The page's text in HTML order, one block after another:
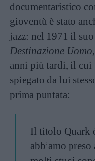
documentaristico
gioventù è stato
jazz: nel 1971 il
Destinazione Uomo
anni più tardi, il cui
spiegato da lui
prima puntata:
Il titolo Quark
abbiamo